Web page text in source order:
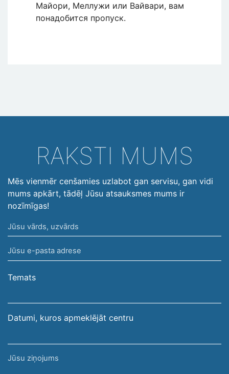
Майори, Меллужи или Вайвари, вам
понадобится пропуск.
RAKSTI MUMS
Mēs vienmēr cenšamies uzlabot gan servisu, gan vidi
mums apkārt, tādēļ Jūsu atsauksmes mums ir
nozīmīgas!
Jūsu
vārds,
uzvārds
Jūsu
e-
pasta
Temats
Datumi, kuros apmeklējāt centru
Jūsu